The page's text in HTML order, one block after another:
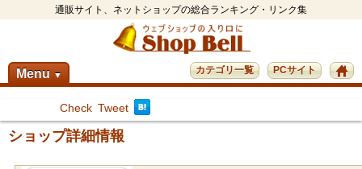
通販サイト、ネットショップの総合ランキング・リンク集
Menu ▼ PCサイト
カテゴリ一覧
Check Tweet
ショップ詳細情報